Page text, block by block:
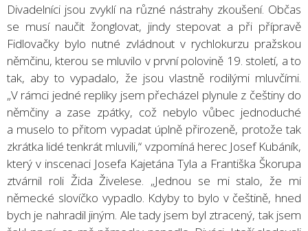
Divadelníci jsou zvyklí na různé nástrahy zkoušení. Občas
se musí naučit žonglovat, jindy stepovat a při přípravě
Fidlovačky bylo nutné zvládnout v rychlokurzu pražskou
němčinu, kterou se mluvilo v první polovině 19. století, a to
tak, aby to vypadalo, že jsou vlastně rodilými mluvčími.
„V rámci jedné repliky jsem přecházel plynule z češtiny do
němčiny a zase zpátky, což nebylo vůbec jednoduché
a muselo to přitom vypadat úplně přirozeně, protože tak
zkrátka lidé tenkrát mluvili,“ vzpomíná herec Josef Kubáník,
který v inscenaci Josefa Kajetána Tyla a Františka Škorupa
ztvárnil roli Žida Živelese. „Jednou se mi stalo, že mi
německé slovíčko vypadlo. Kdyby to bylo v češtině, hned
bych je nahradil jiným. Ale tady jsem byl ztracený, tak jsem